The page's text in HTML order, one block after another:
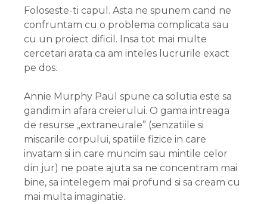
Foloseste-ti capul. Asta ne spunem cand ne
confruntam cu o problema complicata sau
cu un proiect dificil. Insa tot mai multe
cercetari arata ca am inteles lucrurile exact
pe dos.
Annie Murphy Paul spune ca solutia este sa
gandim in afara creierului. O gama intreaga
de resurse „extraneurale” (senzatiile si
miscarile corpului, spatiile fizice in care
invatam si in care muncim sau mintile celor
din jur) ne poate ajuta sa ne concentram mai
bine, sa intelegem mai profund si sa cream cu
mai multa imaginatie.